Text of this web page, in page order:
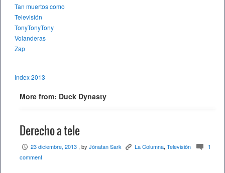
Tan muertos como
Televisión
TonyTonyTony
Volanderas
Zap
Index 2013
More from: Duck Dynasty
Derecho a tele
P 23 diciembre, 2013 , by Jónatan Sark K La Columna,Televisión c
1
comment